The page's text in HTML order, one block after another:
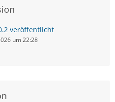
veröffentlicht
um 22:28